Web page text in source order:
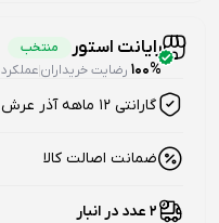
رایانت استور منتخب
100% رضایت خریدارانعملکرد
گارانتی 12 ماهه آذر عرش
ضمانت اصالت کالا
2 عدد در انبار